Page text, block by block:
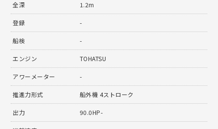
全深 1.2m
登録 -
船検 -
エンジン TOHATSU
アワーメーター -
推進力形式 船外機 4ストローク
出力 90.0HP-